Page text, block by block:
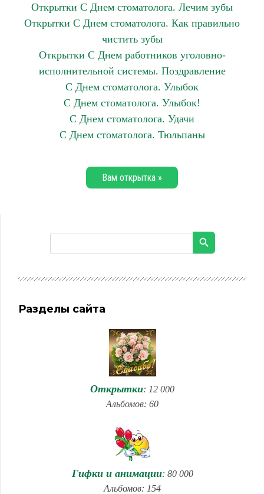
Открытки С Днем стоматолога. Лечим зубы
Открытки С Днем стоматолога. Как правильно
чистить зубы
Открытки С Днем работников уголовно-
исполнительной системы. Поздравление
С Днем стоматолога. Улыбок
С Днем стоматолога. Улыбок!
С Днем стоматолога. Удачи
С Днем стоматолога. Тюльпаны
Вам открытка »
Разделы сайта
Открытки: 12 000
Альбомов: 60
Гифки и анимации: 80 000
Альбомов: 154